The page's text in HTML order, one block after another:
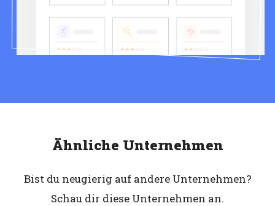
Ähnliche Unternehmen
Bist du neugierig auf andere Unternehmen?
Schau dir diese Unternehmen an.